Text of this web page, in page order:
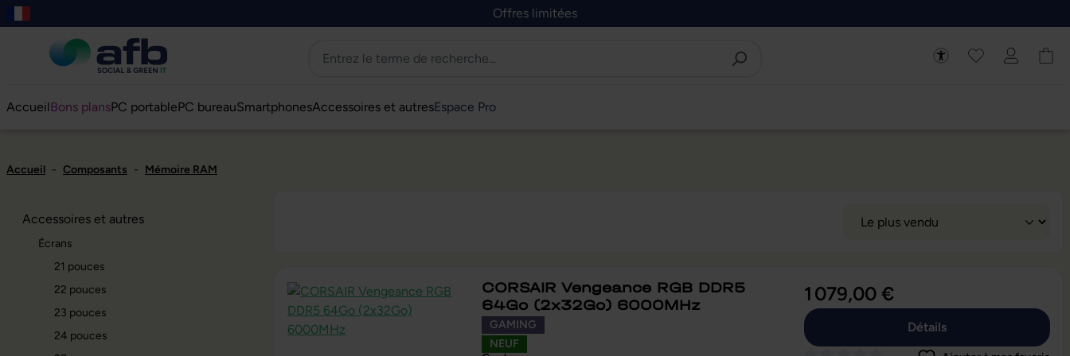
au contenu principal
à la recherche
Passer à la navigation principale
Skip to B2B platform navigation Offres limitées
AccueilBons plansPC portablePC bureauSmartphonesAccessoires et autresEspace Pro
Accueil - Composants - Mémoire RAM
Accessoires et autres
Écrans
21 pouces
22 pouces
23 pouces
24 pouces
CORSAIR Vengeance RGB DDR5
64Go (2x32Go) 6000MHz
GAMING
NEUF
1 079,00 €
Détails